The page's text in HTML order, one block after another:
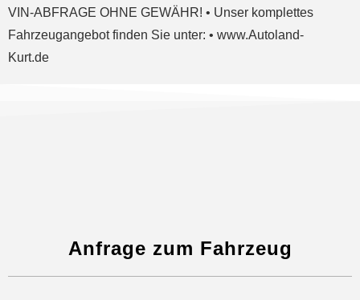
VIN-ABFRAGE OHNE GEWÄHR! • Unser komplettes
Fahrzeugangebot finden Sie unter: • www.Autoland-
Kurt.de
Anfrage zum Fahrzeug